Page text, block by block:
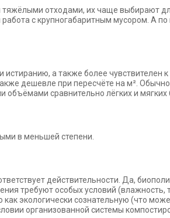
отходами, их чаще выбирают
с крупногабаритным мусором. А по
а также более чувствителен
дешевле при пересчёте на м².
объёмами сравнительно лёгких и мягких
в меньшей степени.
действительности. Да,
требуют особых условий (влажность,
экологически сознательную (что
организованной системы